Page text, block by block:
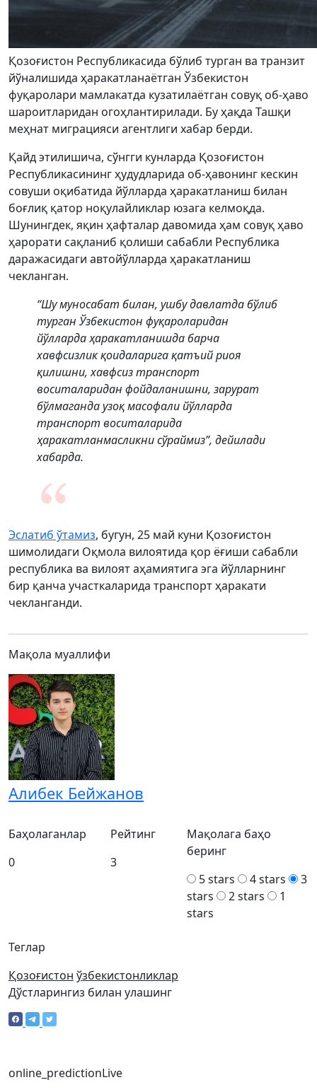
Қозоғистон Республикасида бўлиб турган ва транзит
йўналишида ҳаракатланаётган Ўзбекистон
фуқаролари мамлакатда кузатилаётган совуқ об-ҳаво
шароитларидан огоҳлантирилади. Бу ҳақда Ташқи
меҳнат миграцияси агентлиги хабар берди.
Қайд этилишича, сўнгги кунларда Қозоғистон
Республикасининг ҳудудларида об-ҳавонинг кескин
совуши оқибатида йўлларда ҳаракатланиш билан
боғлиқ қатор ноқулайликлар юзага келмоқда.
Шунингдек, яқин ҳафталар давомида ҳам совуқ ҳаво
ҳарорати сақланиб қолиши сабабли Республика
даражасидаги автойўлларда ҳаракатланиш
чекланган.
“Шу муносабат билан, ушбу давлатда бўлиб
турган Ўзбекистон фуқароларидан
йўлларда ҳаракатланишда барча
хавфсизлик қоидаларига қатъий риоя
қилишни, хавфсиз транспорт
воситаларидан фойдаланишни, зарурат
бўлмаганда узоқ масофали йўлларда
транспорт воситаларида
ҳаракатланмасликни сўраймиз”, дейилади
хабарда.
Эслатиб ўтамиз, бугун, 25 май куни Қозоғистон
шимолидаги Оқмола вилоятида қор ёғиши сабабли
республика ва вилоят аҳамиятига эга йўлларнинг
бир қанча участкаларида транспорт ҳаракати
чекланганди.
Мақола муаллифи
Алибек Бейжанов
Теглар
Қозоғистон ўзбекистонликлар
Баҳолаганлар
0
Рейтинг
3
Мақолага баҳо
беринг
5 stars
4 stars
3
stars
2 stars
1
stars
Дўстларингиз билан улашинг
online_predictionLive